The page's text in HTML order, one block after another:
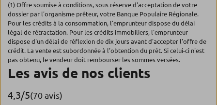
(1) Offre soumise à conditions, sous réserve d'acceptation de votre
dossier par l'organisme prêteur, votre Banque Populaire Régionale.
Pour les crédits à la consommation, l'emprunteur dispose du délai
légal de rétractation. Pour les crédits immobiliers, l'emprunteur
dispose d'un délai de réflexion de dix jours avant d'accepter l'offre de
crédit. La vente est subordonnée à l'obtention du prêt. Si celui-ci n'est
pas obtenu, le vendeur doit rembourser les sommes versées.
Les avis de nos clients
4,3/5 Note de 4.3 sur 5
(70 avis)